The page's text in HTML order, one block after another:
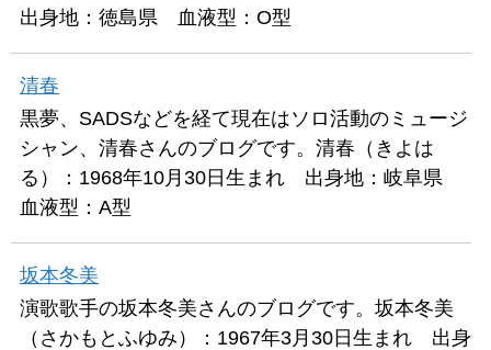
出身地：徳島県 血液型：O型
清春
黒夢、SADSなどを経て現在はソロ活動のミュージ
シャン、清春さんのブログです。清春（きよは
る）：1968年10月30日生まれ 出身地：岐阜県
血液型：A型
坂本冬美
演歌歌手の坂本冬美さんのブログです。坂本冬美
（さかもとふゆみ）：1967年3月30日生まれ 出身